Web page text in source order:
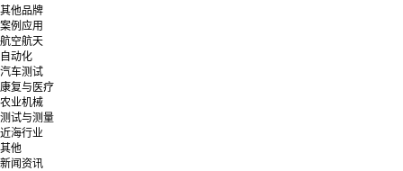
其他品牌
案例应用
航空航天
自动化
汽车测试
康复与医疗
农业机械
测试与测量
近海行业
其他
新闻资讯